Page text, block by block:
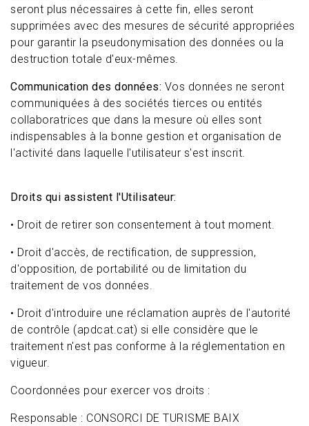
seront plus nécessaires à cette fin, elles seront
supprimées avec des mesures de sécurité appropriées
pour garantir la pseudonymisation des données ou la
destruction totale d'eux-mêmes.
Communication des données: Vos données ne seront
communiquées à des sociétés tierces ou entités
collaboratrices que dans la mesure où elles sont
indispensables à la bonne gestion et organisation de
l'activité dans laquelle l'utilisateur s'est inscrit.
Droits qui assistent l'Utilisateur:
• Droit de retirer son consentement à tout moment.
• Droit d'accès, de rectification, de suppression,
d'opposition, de portabilité ou de limitation du
traitement de vos données.
• Droit d'introduire une réclamation auprès de l'autorité
de contrôle (apdcat.cat) si elle considère que le
traitement n'est pas conforme à la réglementation en
vigueur.
Coordonnées pour exercer vos droits :
Responsable : CONSORCI DE TURISME BAIX